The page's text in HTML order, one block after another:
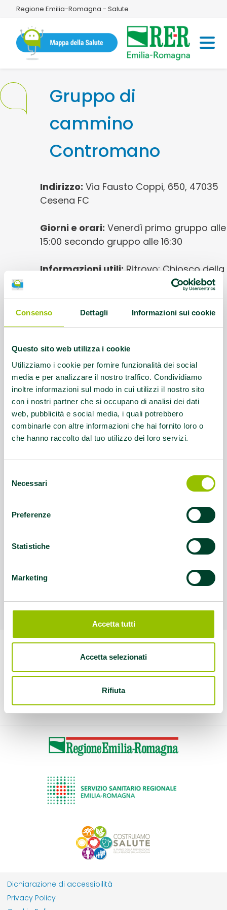
Consenso Dettagli Informazioni sui cookie
Questo sito web utilizza i cookie
Utilizziamo i cookie per fornire funzionalità dei social
media e per analizzare il nostro traffico. Condividiamo
inoltre informazioni sul modo in cui utilizzi il nostro sito
con i nostri partner che si occupano di analisi dei dati
web, pubblicità e social media, i quali potrebbero
combinarle con altre informazioni che hai fornito loro o
che hanno raccolto dal tuo utilizzo dei loro servizi.
delNecessari
Preferenze
Statistiche
Marketing
Accetta tutti
Accetta selezionati
Rifiuta
Regione Emilia-Romagna - Salute
Gruppo di
cammino
Contromano
Indirizzo: Via Fausto Coppi, 650, 47035
Cesena FC
Giorni e orari: Venerdì primo gruppo alle
15:00 secondo gruppo alle 16:30
Informazioni utili: Ritrovo: Chiosco della
piadina del Parco Ippodromo; 1' gruppo
distanza 3km, andatura Lenta. 2' gruppo
ore 16:30 Distanza: circa 8 km; Andatura:
lenta/moderata; Contatti: Simona 347
Questo contenuto si trova inGruppi di
cammino
Questo contenuto è archiviato sotto:
attività fisica|gruppi cammino|movimento|
Dichiarazione di accessibilità
Privacy Policy